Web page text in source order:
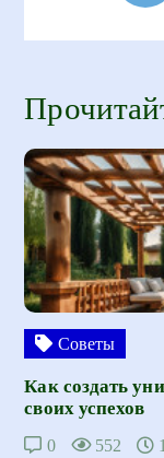
Советы
Как создать
своих успехов
0 552